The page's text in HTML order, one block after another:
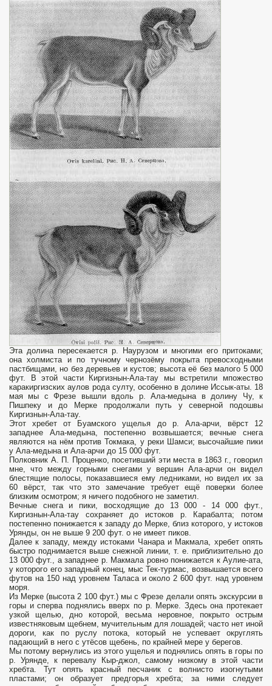
Эта долина пересекается р. Наурузом и многими его притоками;
она холмиста и по тучному чернозёму покрыта превосходными
пастбищами, но без деревьев и кустов; высота её без малого 5 000
фут. В этой части Киргизнын-Ала-тау мы встретили мпожество
каракиргизских аулов рода султу, особенно в долине Иссык-аты. 18
мая мы с Фрезе вышли вдоль р. Ала-медына в долину Чу, к
Пишпеку и до Мерке продолжали путь у северной подошвы
Киргизнын-Ала-тау.
Этот хребет от Буамского ущелья до р. Ала-арчи, вёрст 12
западнее Ала-медына, постепенно возвышается; вечные снега
являются на нём против Токмака, у реки Шамси; высочайшие пики
у Ала-медына и Ала-арчи до 15 000 фут.
Полковник А. П. Проценко, посетивший эти места в 1863 г., говорил
мне, что между горными снегами у вершин Ала-арчи он видел
блестящие полосы, показавшиеся ему ледниками, но видел их за
60 вёрст, так что это замечание требует ещё поверки более
близким осмотром; я ничего подобного не заметил.
Вечные снега и пики, восходящие до 13 000 - 14 000 фут.,
Киргизнын-Ала-тау сохраняет до истоков р. Карабалта; потом
постепенно понижается к западу до Мерке, близ которого, у истоков
Урянды, он не выше 9 200 фут. о не имеет пиков.
Далее к западу, между истоками Чанара и Макмала, хребет опять
быстро поднимается выше снежной линии, т. е. приблизительно до
13 000 фут., а западнее р. Макмала ровно понижается к Аулие-ата,
у которого его западный конец, мыс Тек-турмас, возвышается всего
футов на 150 над уровнем Таласа и около 2 600 фут. над уровнем
моря.
Из Мерке (высота 2 100 фут.) мы с Фрезе делали опять экскурсии в
горы и сперва поднялись вверх по р. Мерке. Здесь она протекает
узкой щелью, дно которой, весьма неровное, покрыто острым
известняковым щебнем, мучительным для лошадей; часто нет иной
дороги, как по руслу потока, который не успевает округлять
падающий в него с утёсов щебень, по крайней мере у берегов.
Мы потому вернулись из этого ущелья и поднялись опять в горы по
р. Урянде, к перевалу Кыр-джол, самому низкому в этой части
хребта. Тут опять красный песчаник с волнисто изогнутыми
пластами; он образует предгорья хребта; за ними следует